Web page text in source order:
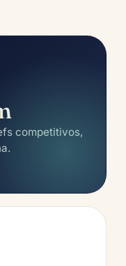
competitivos,